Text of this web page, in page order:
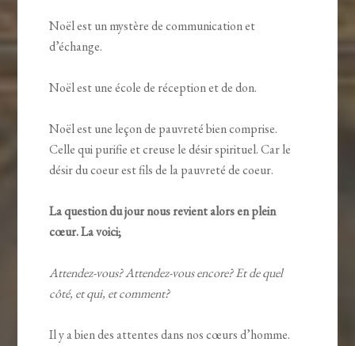
Noël est un mystère de communication et
d’échange.
Noël est une école de réception et de don.
Noël est une leçon de pauvreté bien comprise.
Celle qui purifie et creuse le désir spirituel. Car le
désir du coeur est fils de la pauvreté de coeur.
La question du jour nous revient alors en plein
cœur. La voici;
Attendez-vous? Attendez-vous encore? Et de quel
côté, et qui, et comment?
Il y a bien des attentes dans nos cœurs d’homme.